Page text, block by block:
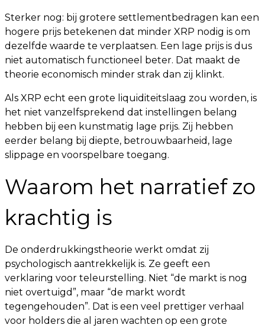
Sterker nog: bij grotere settlementbedragen kan een
hogere prijs betekenen dat minder XRP nodig is om
dezelfde waarde te verplaatsen. Een lage prijs is dus
niet automatisch functioneel beter. Dat maakt de
theorie economisch minder strak dan zij klinkt.
Als XRP echt een grote liquiditeitslaag zou worden, is
het niet vanzelfsprekend dat instellingen belang
hebben bij een kunstmatig lage prijs. Zij hebben
eerder belang bij diepte, betrouwbaarheid, lage
slippage en voorspelbare toegang.
Waarom het narratief zo
krachtig is
De onderdrukkingstheorie werkt omdat zij
psychologisch aantrekkelijk is. Ze geeft een
verklaring voor teleurstelling. Niet “de markt is nog
niet overtuigd”, maar “de markt wordt
tegengehouden”. Dat is een veel prettiger verhaal
voor holders die al jaren wachten op een grote